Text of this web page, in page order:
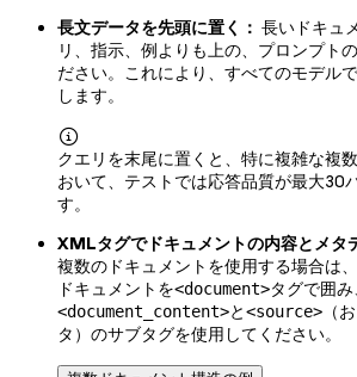
長文データを先頭に置く： 長いドキュ
リ、指示、例よりも上の、プロンプト
ださい。これにより、すべてのモデル
します。

クエリを末尾に置くと、特に複雑な複
おいて、テストでは応答品質が最大30
す。
XMLタグでドキュメントの内容とメタ
複数のドキュメントを使用する場合は
ドキュメントを<document>タグで囲み
<document_content>と<source> （
タ）のサブタグを使用してください。